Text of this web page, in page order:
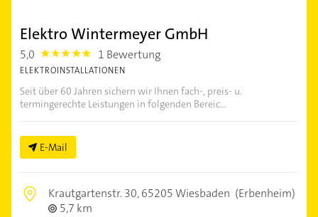
Elektro Wintermeyer GmbH
5,0 5.0 1 Bewertung
ELEKTROINSTALLATIONEN
Seit über 60 Jahren sichern wir Ihnen fach-, preis- u.
termingerechte Leistungen in folgenden Bereic...
E-Mail
Krautgartenstr. 30,65205 Wiesbaden (Erbenheim)
5,7 km